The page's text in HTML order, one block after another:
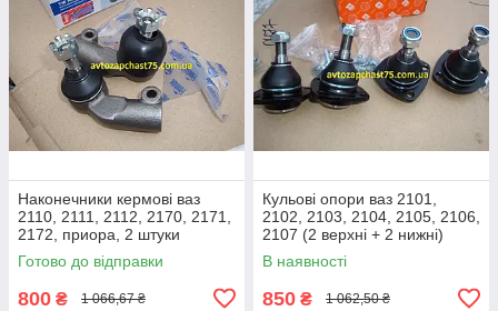
Наконечники кермові ваз
2110, 2111, 2112, 2170, 2171,
2172, приора, 2 штуки
(виробник Finwhale,
Німеччина)
Готово до відправки
800 ₴ 1 066,67 ₴
Кульові опори ваз 2101,
2102, 2103, 2104, 2105, 2106,
2107 (2 верхні + 2 нижні)
Дорожня карта, Харків
В наявності
850 ₴ 1 062,50 ₴